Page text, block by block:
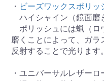
・ ビーズワックスポリッ
ハイシャイン（鏡面磨
ポリッシュには蝋（ロ
磨くことによって、ガ
反射することで光ります。
・ユニバーサルレザー